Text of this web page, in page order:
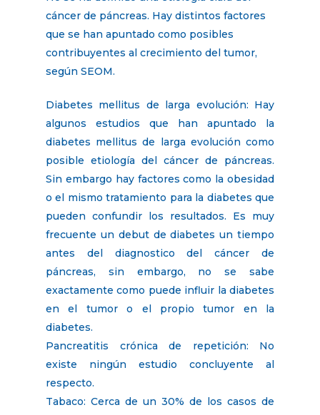
cáncer de páncreas. Hay distintos factores
que se han apuntado como posibles
contribuyentes al crecimiento del tumor,
según SEOM.
Diabetes mellitus de larga evolución: Hay
algunos estudios que han apuntado la
diabetes mellitus de larga evolución como
posible etiología del cáncer de páncreas.
Sin embargo hay factores como la obesidad
o el mismo tratamiento para la diabetes que
pueden confundir los resultados. Es muy
frecuente un debut de diabetes un tiempo
antes del diagnostico del cáncer de
páncreas, sin embargo, no se sabe
exactamente como puede influir la diabetes
en el tumor o el propio tumor en la
diabetes.
Pancreatitis crónica de repetición: No
existe ningún estudio concluyente al
respecto.
Tabaco: Cerca de un 30% de los casos de